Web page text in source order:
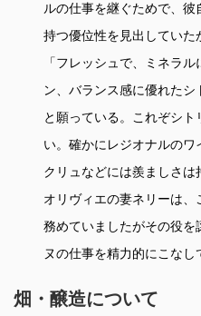
ルの仕事を継ぐためで、
持つ優位性を見出していた
「フレッシュで、ミネラ
ン、バランス感に優れた
と願っている。これぞシ
い。確かにレジオナルのワ
クリュなどには羨ましさは
オリヴィエの妻ネリーは
務めていましたがその役
ヌの仕事を精力的にこなし
畑・醸造について